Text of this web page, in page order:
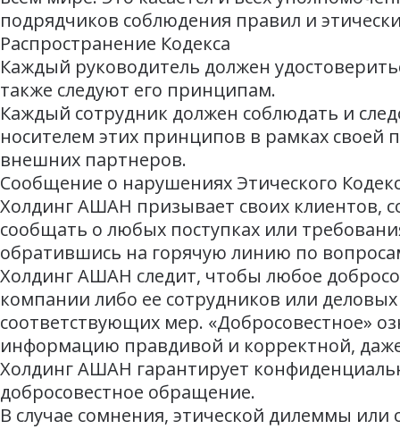
подрядчиков соблюдения правил и
Распространение Кодекса
Каждый руководитель должен
также следуют его принципам.
Каждый сотрудник должен соблюдать и
носителем этих принципов в рамках своей
внешних партнеров.
Сообщение о нарушениях Этического
Холдинг АШАН призывает своих клиентов,
сообщать о любых поступках или
обратившись на горячую линию по
Холдинг АШАН следит, чтобы любое
компании либо ее сотрудников или
соответствующих мер. «Добросовестное»
информацию правдивой и корректной,
Холдинг АШАН гарантирует
добросовестное обращение.
В случае сомнения, этической дилеммы